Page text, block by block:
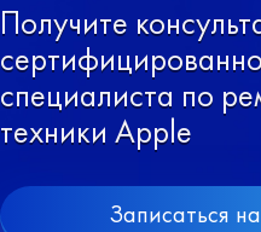
Получите
специалиста по
техники Apple
Записаться